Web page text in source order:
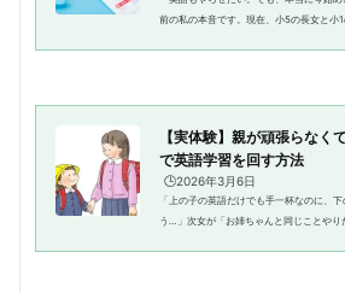
前の私の本音です。現在、小5の長女と小
【実体験】親が頑張らなく
で英語学習を回す方法
🕒️2026年3月6日
「上の子の英語だけでも手一杯なのに、
う…」次女が「お姉ちゃんと同じことやり